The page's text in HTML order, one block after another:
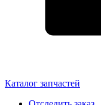
Каталог запчастей